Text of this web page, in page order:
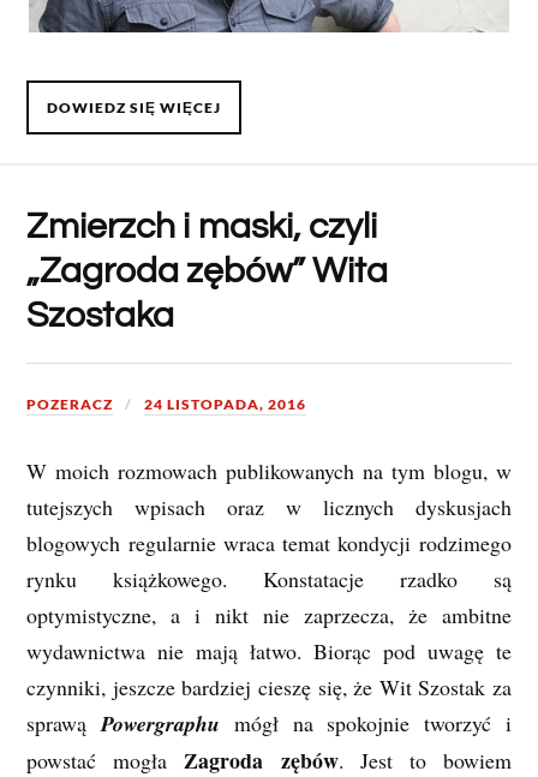
DOWIEDZ SIĘ WIĘCEJ
Zmierzch i maski, czyli
„Zagroda zębów” Wita
Szostaka
POZERACZ 24 LISTOPADA, 2016
W moich rozmowach publikowanych na tym blogu, w
tutejszych wpisach oraz w licznych dyskusjach
blogowych regularnie wraca temat kondycji rodzimego
rynku książkowego. Konstatacje rzadko są
optymistyczne, a i nikt nie zaprzecza, że ambitne
wydawnictwa nie mają łatwo. Biorąc pod uwagę te
czynniki, jeszcze bardziej cieszę się, że Wit Szostak za
sprawąPowergraphu mógł na spokojnie tworzyć i
powstać mogła Zagroda zębów. Jest to bowiem